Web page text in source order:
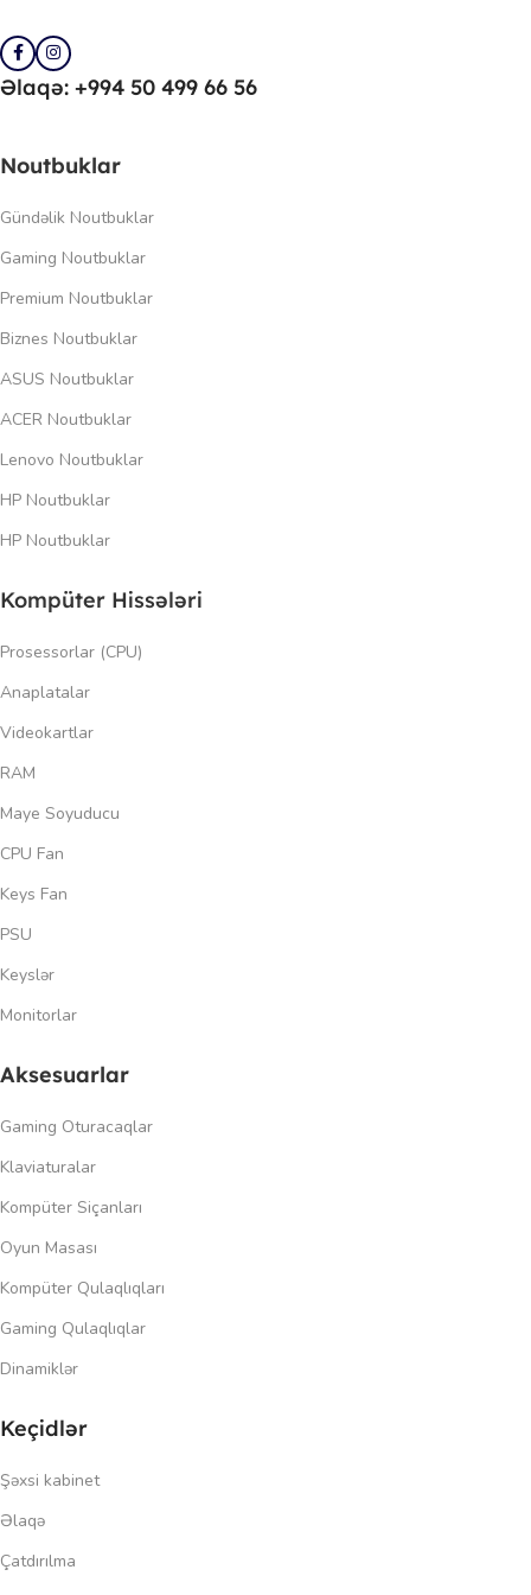
Əlaqə: +994 50 499 66 56
Noutbuklar
Gündəlik Noutbuklar
Gaming Noutbuklar
Premium Noutbuklar
Biznes Noutbuklar
ASUS Noutbuklar
ACER Noutbuklar
Lenovo Noutbuklar
HP Noutbuklar
HP Noutbuklar
Kompüter Hissələri
Prosessorlar (CPU)
Anaplatalar
Videokartlar
RAM
Maye Soyuducu
CPU Fan
Keys Fan
PSU
Keyslər
Monitorlar
Aksesuarlar
Gaming Oturacaqlar
Klaviaturalar
Kompüter Siçanları
Oyun Masası
Kompüter Qulaqlıqları
Gaming Qulaqlıqlar
Dinamiklər
Keçidlər
Şəxsi kabinet
Əlaqə
Çatdırılma